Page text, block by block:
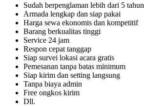
Sudah berpenglaman lebih dari 5 tahun
Armada lengkap dan siap pakai
Harga sewa ekonomis dan kompetitif
Barang berkualitas tinggi
Service 24 jam
Respon cepat tanggap
Siap survei lokasi acara gratis
Pemesanan tanpa batas minimum
Siap kirim dan setting langsung
Tanpa biaya admin
Free ongkos kirim
Dll.